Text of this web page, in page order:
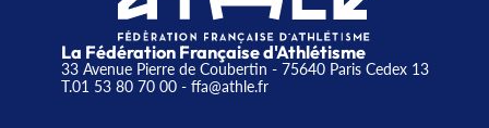
La Fédération Française d'Athlétisme
33 Avenue Pierre de Coubertin - 75640 Paris Cedex 13
T.01 53 80 70 00- ffa@athle.fr